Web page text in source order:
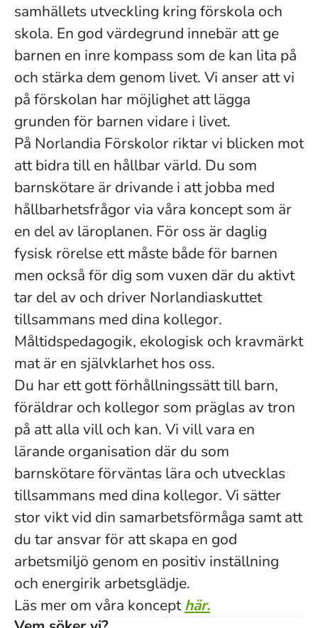
samhällets utveckling kring förskola och
skola. En god värdegrund innebär att ge
barnen en inre kompass som de kan lita på
och stärka dem genom livet. Vi anser att vi
på förskolan har möjlighet att lägga
grunden för barnen vidare i livet.
På Norlandia Förskolor riktar vi blicken mot
att bidra till en hållbar värld. Du som
barnskötare är drivande i att jobba med
hållbarhetsfrågor via våra koncept som är
en del av läroplanen. För oss är daglig
fysisk rörelse ett måste både för barnen
men också för dig som vuxen där du aktivt
tar del av och driver Norlandiaskuttet
tillsammans med dina kollegor.
Måltidspedagogik, ekologisk och kravmärkt
mat är en självklarhet hos oss.
Du har ett gott förhållningssätt till barn,
föräldrar och kollegor som präglas av tron
på att alla vill och kan. Vi vill vara en
lärande organisation där du som
barnskötare förväntas lära och utvecklas
tillsammans med dina kollegor. Vi sätter
stor vikt vid din samarbetsförmåga samt att
du tar ansvar för att skapa en god
arbetsmiljö genom en positiv inställning
och energirik arbetsglädje.
Läs mer om våra koncepthär.